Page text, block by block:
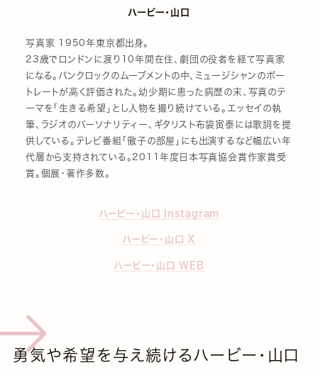
ハービー・山口
写真家 1950年東京都出身。
23歳でロンドンに渡り10年間在住、劇団の役者を経て写真家
になる。パンクロックのムーブメントの中、ミュージシャンのポー
トレートが高く評価された。幼少期に患った病歴の末、写真のテ
ーマを「生きる希望」とし人物を撮り続けている。エッセイの執
筆、ラジオのパーソナリティー、ギタリスト布袋寅泰には歌詞を提
供している。テレビ番組「徹子の部屋」にも出演するなど幅広い年
代層から支持されている。2011年度日本写真協会賞作家賞受
賞。個展・著作多数。
ハービー・山口 Instagram
ハービー・山口 X
ハービー・山口 WEB
勇気や希望を与え続けるハービー・山口